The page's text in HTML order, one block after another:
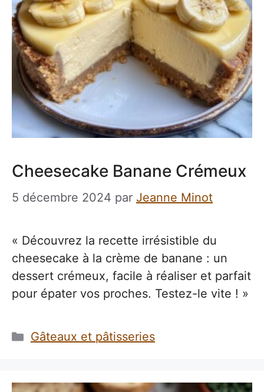
Cheesecake Banane Crémeux
5 décembre 2024 par Jeanne Minot
« Découvrez la recette irrésistible du
cheesecake à la crème de banane : un
dessert crémeux, facile à réaliser et parfait
pour épater vos proches. Testez-le vite ! »
Catégories
Gâteaux et pâtisseries